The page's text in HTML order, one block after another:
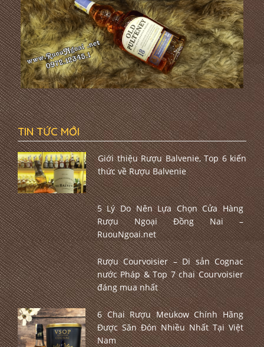
TIN TỨC MỚI
Giới thiệu Rượu Balvenie, Top 6 kiến
thức về Rượu Balvenie
5 Lý Do Nên Lựa Chọn Cửa Hàng
Rượu Ngoại Đồng Nai –
RuouNgoai.net
Rượu Courvoisier – Di sản Cognac
nước Pháp & Top 7 chai Courvoisier
đáng mua nhất
6 Chai Rượu Meukow Chính Hãng
Được Săn Đón Nhiều Nhất Tại Việt
Nam